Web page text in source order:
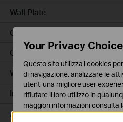
Wall Plate
Outdoor
Gateway
Wireless Bridge
Industrial
Access Max
Your Privacy
Questo sito utilizza i cookies
di navigazione, analizzare le
utenti una migliore user
rifiutare il loro utilizzo in
maggiori informazioni consulta